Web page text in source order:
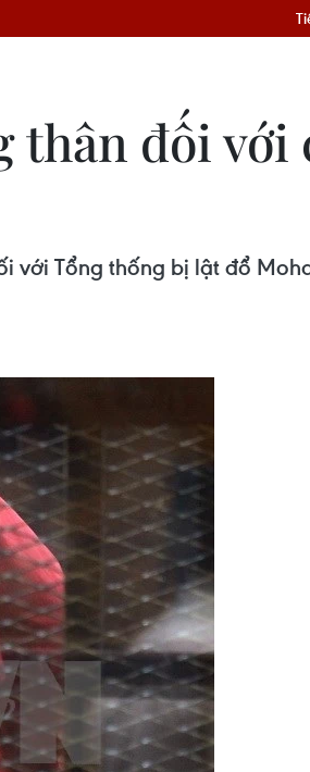
thân đối
với Tổng thống bị lật đổ